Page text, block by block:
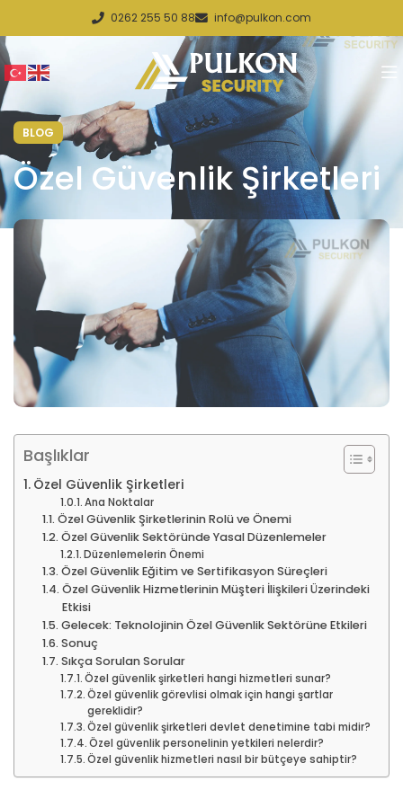
0262 255 50 88 info@pulkon.com
BLOG
Özel Güvenlik Şirketleri​
Başlıklar
Özel Güvenlik Şirketleri​
Ana Noktalar
Özel Güvenlik Şirketlerinin Rolü ve Önemi
Özel Güvenlik Sektöründe Yasal Düzenlemeler
Düzenlemelerin Önemi
Özel Güvenlik Eğitim ve Sertifikasyon Süreçleri
Özel Güvenlik Hizmetlerinin Müşteri İlişkileri Üzerindeki
Etkisi
Gelecek: Teknolojinin Özel Güvenlik Sektörüne Etkileri
Sonuç
Sıkça Sorulan Sorular
Özel güvenlik şirketleri hangi hizmetleri sunar?
Özel güvenlik görevlisi olmak için hangi şartlar
gereklidir?
Özel güvenlik şirketleri devlet denetimine tabi midir?
Özel güvenlik personelinin yetkileri nelerdir?
Özel güvenlik hizmetleri nasıl bir bütçeye sahiptir?